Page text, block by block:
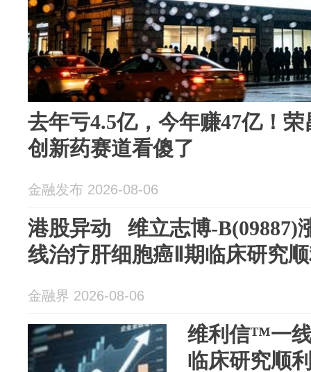
去年亏4.5亿，今年赚47亿！
创新药赛道看傻了
金融发布 2026-08-06
港股异动 维立志博-B(09887)
线治疗肝细胞癌Ⅱ期临床研究
金融界 2026-08-06
维利信™一
临床研究顺